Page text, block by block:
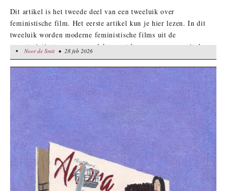
Dit artikel is het tweede deel van een tweeluik over
feministische film. Het eerste artikel kun je hier lezen. In dit
tweeluik worden moderne feministische films uit de
eenentwintigste eeuw vergeleken met hun voorgangers uit de
vorige eeuw. Bij dit artikel ga ik dieper in op feministische
films uit het verleden. Tijdens de vorige eeuw was het aanbod
van feministische films een stuk beperkter. Dit betekent echter
niet dat er weinig aanbod was. De analyse van dit artikel zal
hoofdzakelijk films uit de jaren zeventig beslaan, rond de
hoogtijdagen van de tweede feministische golf. Door deze
films te contrasteren met de recentere feministische films zal
duidelijker worden wat voor veranderingen de feministische
film heeft doorgemaakt, en of deze veranderingen wenselijk
zijn geweest.
Noor de Smit• 28 feb 2026
•Noor de Smit • 28 feb 2026